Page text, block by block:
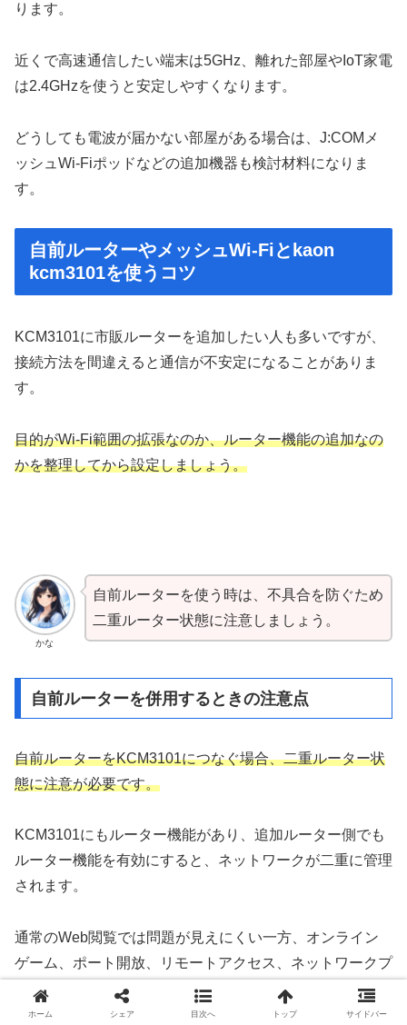
ります。
近くで高速通信したい端末は5GHz、離れた部屋やIoT家電
は2.4GHzを使うと安定しやすくなります。
どうしても電波が届かない部屋がある場合は、J:COMメ
ッシュWi-Fiポッドなどの追加機器も検討材料になりま
す。
自前ルーターやメッシュWi-Fiとkaon
kcm3101を使うコツ
KCM3101に市販ルーターを追加したい人も多いですが、
接続方法を間違えると通信が不安定になることがありま
す。
目的がWi-Fi範囲の拡張なのか、ルーター機能の追加なの
かを整理してから設定しましょう。
かな
自前ルーターを使う時は、不具合を防ぐため
二重ルーター状態に注意しましょう。
自前ルーターを併用するときの注意点
自前ルーターをKCM3101につなぐ場合、二重ルーター状
態に注意が必要です。
KCM3101にもルーター機能があり、追加ルーター側でも
ルーター機能を有効にすると、ネットワークが二重に管理
されます。
通常のWeb閲覧では問題が見えにくい一方、オンライン
ゲーム、ポート開放、リモートアクセス、ネットワークプ
リンターで不具合が出る場合があります。
ホーム シェア 目次へ トップ サイドバー